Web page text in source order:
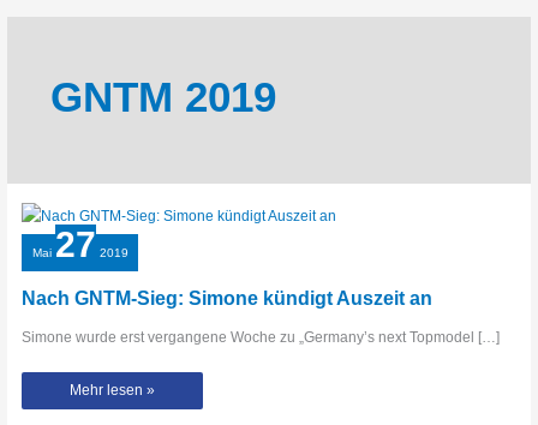
GNTM 2019
Mai 27 2019
Nach GNTM-Sieg: Simone kündigt Auszeit an
Simone wurde erst vergangene Woche zu „Germany’s next Topmodel […]
Nach
Sieg:
Mehr lesen »